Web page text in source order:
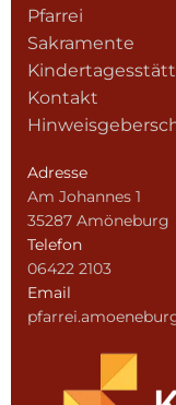
Pfarrei
Sakramente
Kontakt
Adresse
Am Johannes 1
35287 Amöneburg
Telefon
06422 2103
Email